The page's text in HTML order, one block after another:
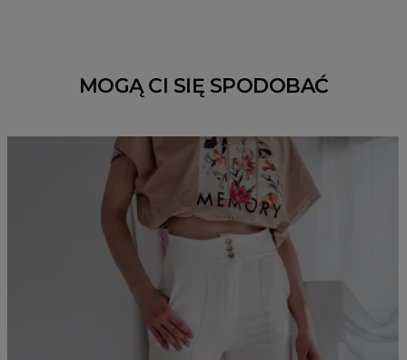
MOGĄ CI SIĘ SPODOBAĆ